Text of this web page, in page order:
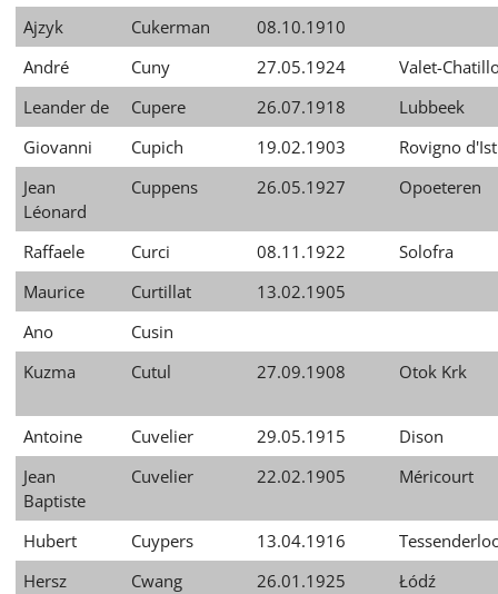
Ajzyk
Cukerman
08.10.1910
André
Cuny 27.05.1924
Valet-
Leander de
Cupere 26.07.1918
Lubbeek
Giovanni
Cupich 19.02.1903
Rovigno
Jean
Léonard
Cuppens 26.05.1927 Opoeteren
Raffaele Curci 08.11.1922
Solofra
Maurice
Curtillat
13.02.1905
Ano
Cusin
Kuzma
Cutul 27.09.1908 Otok Krk
Antoine Cuvelier 29.05.1915
Dison
Jean
Baptiste
Cuvelier 22.02.1905 Méricourt
Hubert Cuypers 13.04.1916
Hersz
Cwang 26.01.1925
Łódź